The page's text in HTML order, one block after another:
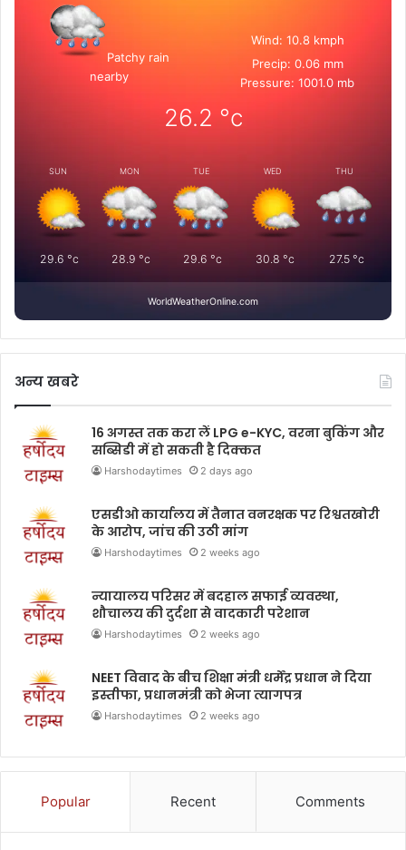
Patchy rain
nearby
Wind: 10.8 kmph
Precip: 0.06 mm
Pressure: 1001.0 mb
26.2 °c
SUN
29.6 °c
MON
28.9 °c
TUE
29.6 °c
WED
30.8 °c
THU
27.5°c
WorldWeatherOnline.com
अन्य खबरे
16 अगस्त तक करा लें LPG e-KYC, वरना बुकिंग और
सब्सिडी में हो सकती है दिक्कत
Harshodaytimes 2 days ago
एसडीओ कार्यालय में तैनात वनरक्षक पर रिश्वतखोरी
के आरोप, जांच की उठी मांग
Harshodaytimes 2 weeks ago
न्यायालय परिसर में बदहाल सफाई व्यवस्था,
शौचालय की दुर्दशा से वादकारी परेशान
Harshodaytimes 2 weeks ago
NEET विवाद के बीच शिक्षा मंत्री धर्मेंद्र प्रधान ने दिया
इस्तीफा, प्रधानमंत्री को भेजा त्यागपत्र
Harshodaytimes 2 weeks ago
Popular Recent Comments